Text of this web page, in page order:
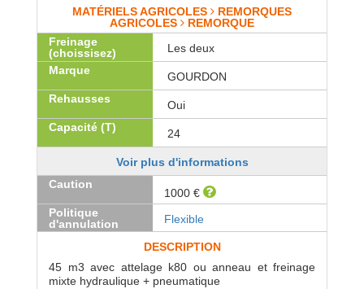
MATÉRIELS AGRICOLES
REMORQUES
AGRICOLES
REMORQUE
Freinage
(choissisez)
Les deux
Marque
GOURDON
Rehausses
Oui
Capacité (T)
24
Voir plus d'informations
Caution
1000 €
Politique
d'annulation
Flexible
DESCRIPTION
45 m3 avec attelage k80 ou anneau et freinage
mixte hydraulique + pneumatique